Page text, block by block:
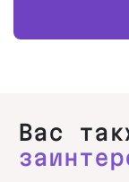
Вас